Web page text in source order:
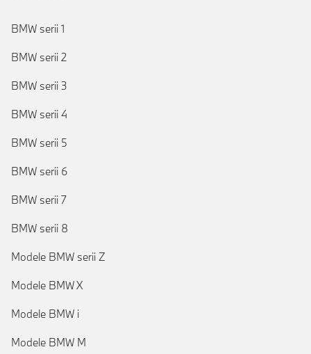
BMW serii 1
BMW serii 2
BMW serii 3
BMW serii 4
BMW serii 5
BMW serii 6
BMW serii 7
BMW serii 8
Modele BMW serii Z
Modele BMW X
Modele BMW i
Modele BMW M